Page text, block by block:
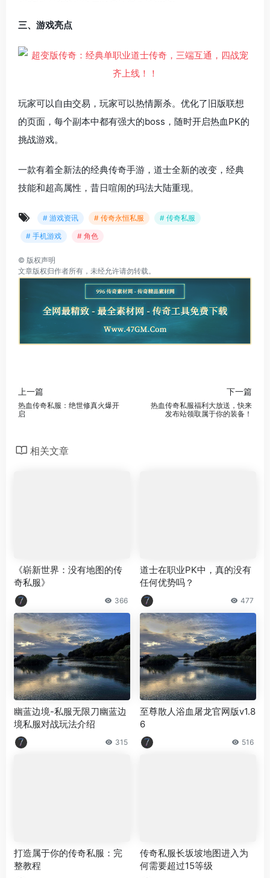
三、游戏亮点
玩家可以自由交易，玩家可以热情厮杀。优化了旧版联想
的页面，每个副本中都有强大的boss，随时开启热血PK的
挑战游戏。
一款有着全新法的经典传奇手游，道士全新的改变，经典
技能和超高属性，昔日喧闹的玛法大陆重现。
# 游戏资讯 # 传奇永恒私服
# 传奇私服
# 手机游戏
# 角色
© 版权声明
文章版权归作者所有，未经允许请勿转载。
上一篇
热血传奇私服：绝世修真火爆开
启
下一篇
热血传奇私服福利大放送，快来
发布站领取属于你的装备！
相关文章
《崭新世界：没有地图的传
奇私服》
366
道士在职业PK中，真的没有
任何优势吗？
477
幽蓝边境-私服无限刀幽蓝边
境私服对战玩法介绍
315
至尊散人浴血屠龙官网版v1.8
6
516
打造属于你的传奇私服：完
整教程
传奇私服长坂坡地图进入为
何需要超过15等级